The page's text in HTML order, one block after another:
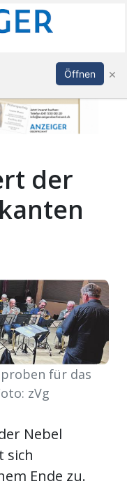
Anmelden
der
für das
zVg
Nebel
sich
Ende zu.
Öffnen ×